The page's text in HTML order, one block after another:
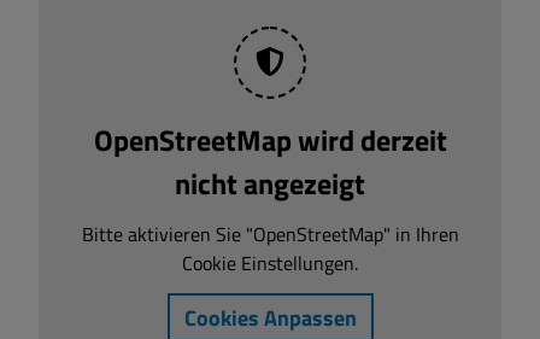
OpenStreetMap wird derzeit
nicht angezeigt
Bitte aktivieren Sie "OpenStreetMap" in Ihren
Cookie Einstellungen.
Cookies Anpassen